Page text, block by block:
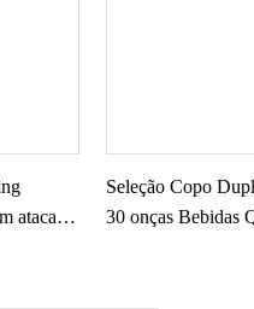
atacado
Seleção Copo
30 onças Bebidas